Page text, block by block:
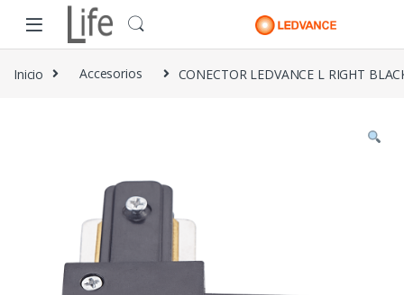
Skip to navigation
Skip to content
Inicio Accesorios CONECTOR LEDVANCE L RIGHT